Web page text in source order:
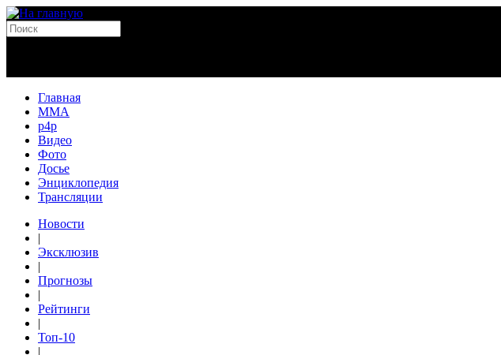
Главная
MMA
p4p
Видео
Фото
Досье
Энциклопедия
Трансляции
Новости
|
Эксклюзив
|
Прогнозы
|
Рейтинги
|
Топ-10
|